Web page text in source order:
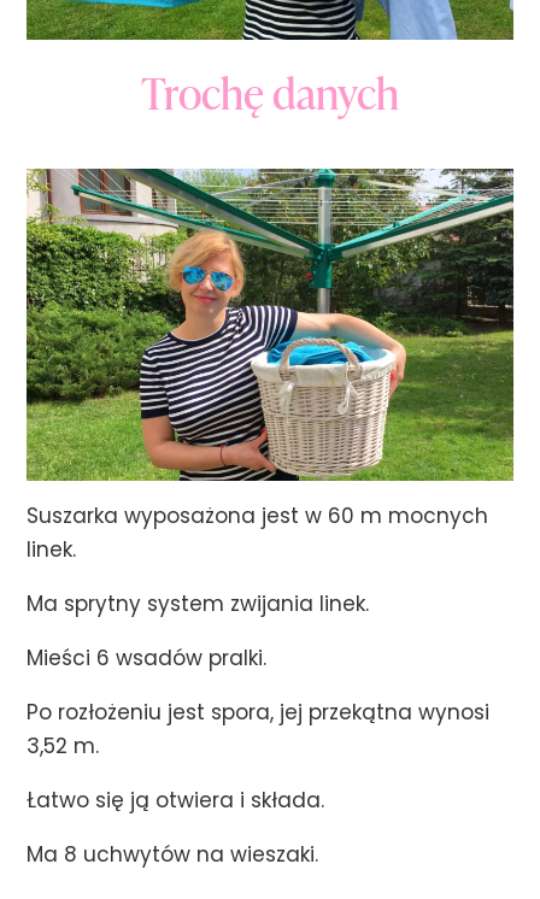
Trochę danych
Suszarka wyposażona jest w 60 m mocnych
linek.
Ma sprytny system zwijania linek.
Mieści 6 wsadów pralki.
Po rozłożeniu jest spora, jej przekątna wynosi
3,52 m.
Łatwo się ją otwiera i składa.
Ma 8 uchwytów na wieszaki.